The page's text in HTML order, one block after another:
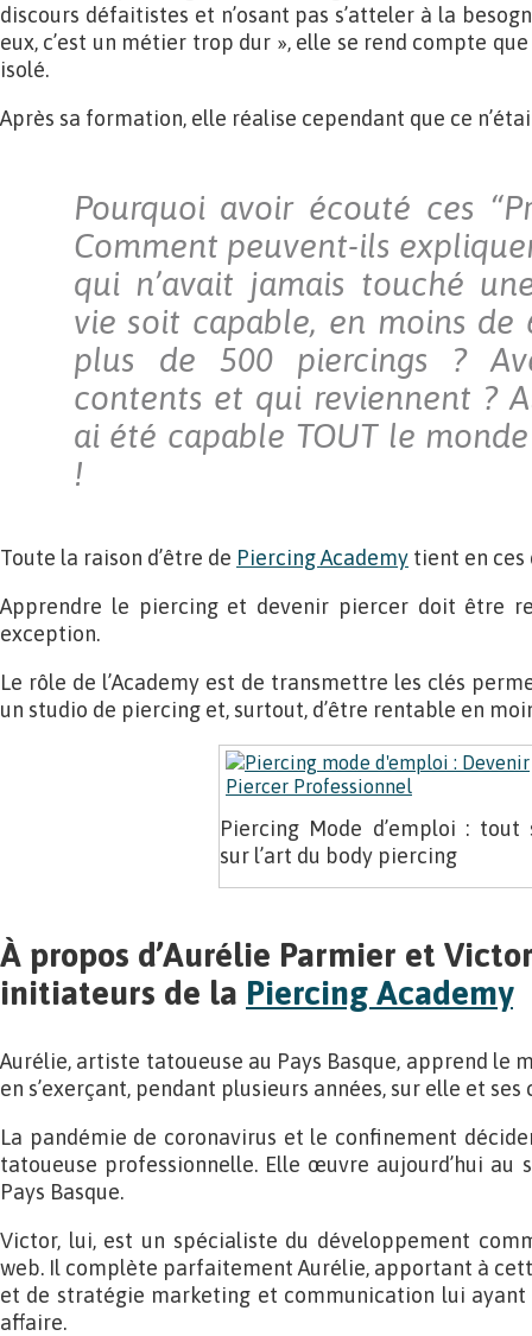
discours défaitistes et n’osant pas s’atteler à la
eux, c’est un métier trop dur », elle se rend compte
isolé.
Après sa formation, elle réalise cependant que ce
Pourquoi avoir écouté ces
Comment peuvent-ils
qui n’avait jamais touché
vie soit capable, en moins de
plus de 500 piercings ?
contents et qui reviennent ?
ai été capable TOUT le
!
Toute la raison d’être de Piercing Academy tient en ces
Apprendre le piercing et devenir piercer doit être
exception.
Le rôle de l’Academy est de transmettre les clés
un studio de piercing et, surtout, d’être rentable en
Piercing Mode d’emploi : tout
sur l’art du body piercing
À propos d’Aurélie Parmier et
initiateurs de la Piercing Academy
Aurélie, artiste tatoueuse au Pays Basque, apprend le
en s’exerçant, pendant plusieurs années, sur elle et ses
La pandémie de coronavirus et le confinement
tatoueuse professionnelle. Elle œuvre aujourd’hui au
Pays Basque.
Victor, lui, est un spécialiste du développement
web. Il complète parfaitement Aurélie, apportant à
et de stratégie marketing et communication lui
affaire.